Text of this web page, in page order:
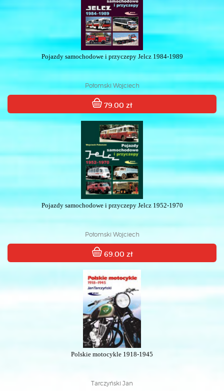
Pojazdy samochodowe i przyczepy Jelcz 1984-1989
Połomski Wojciech
79.00 zł
Pojazdy samochodowe i przyczepy Jelcz 1952-1970
Połomski Wojciech
69.00 zł
Polskie motocykle 1918-1945
Tarczyński Jan